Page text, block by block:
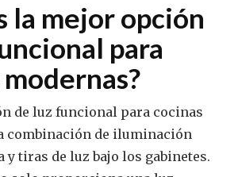
la mejor opción
para
de luz funcional para cocinas
combinación de iluminación
y tiras de luz bajo los gabinetes.